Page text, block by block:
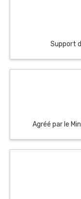
Support
Agréé par le